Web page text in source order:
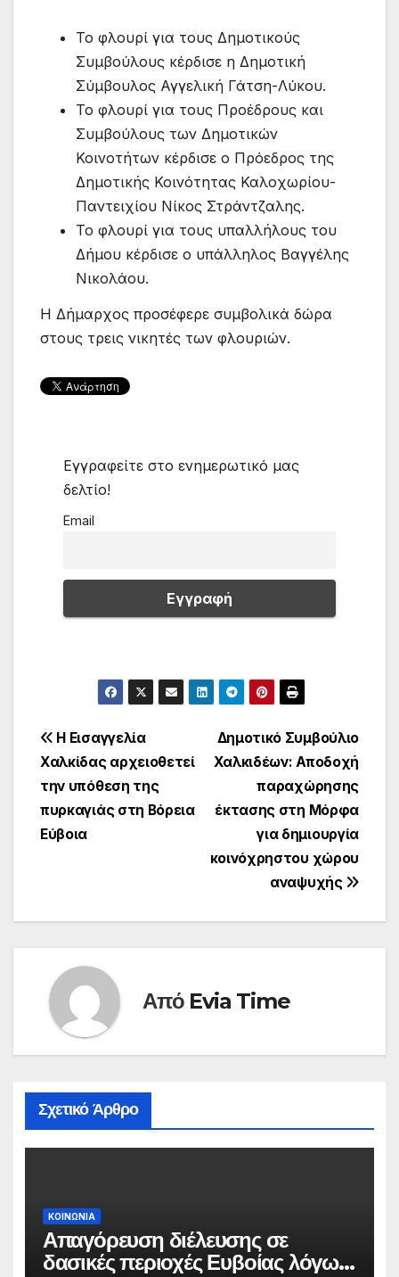
Το φλουρί για τους Δημοτικούς
Συμβούλους κέρδισε η Δημοτική
Σύμβουλος Αγγελική Γάτση-Λύκου.
Το φλουρί για τους Προέδρους και
Συμβούλους των Δημοτικών
Κοινοτήτων κέρδισε ο Πρόεδρος της
Δημοτικής Κοινότητας Καλοχωρίου-
Παντειχίου Νίκος Στράντζαλης.
Το φλουρί για τους υπαλλήλους του
Δήμου κέρδισε ο υπάλληλος Βαγγέλης
Νικολάου.
Η Δήμαρχος προσέφερε συμβολικά δώρα
στους τρεις νικητές των φλουριών.
Εγγραφείτε στο ενημερωτικό μας
δελτίο!
Email
Πλοήγηση
άρθρων
Δημοτικό Συμβούλιο
Χαλκιδέων: Αποδοχή
παραχώρησης
έκτασης στη Μόρφα
για δημιουργία
κοινόχρηστου χώρου
αναψυχής
Η Εισαγγελία
Χαλκίδας αρχειοθετεί
την υπόθεση της
πυρκαγιάς στη Βόρεια
Εύβοια
Από Evia Time
Σχετικό Άρθρο
ΚΟΙΝΩΝΙΑ
Απαγόρευση διέλευσης σε
δασικές περιοχές Ευβοίας λόγω